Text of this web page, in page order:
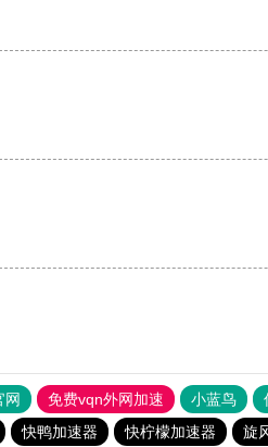
网 免费vqn外网加速 小蓝鸟
快鸭加速器 快柠檬加速器 旋